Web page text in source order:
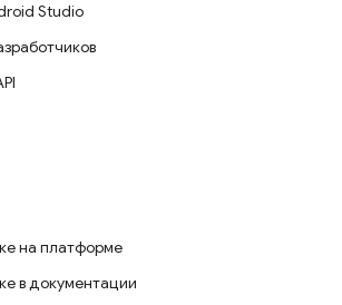
Studio
на платформе
в документации